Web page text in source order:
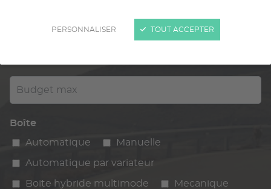
PERSONNALISER TOUT ACCEPTER
Budget max
Boîte
Automatique
Manuelle
Automatique par variateur
Boite hybride multimode Mecanique